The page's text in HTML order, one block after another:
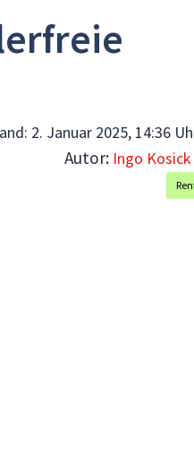
2. Januar 2025, 14:36
Autor: Ingo Kosick